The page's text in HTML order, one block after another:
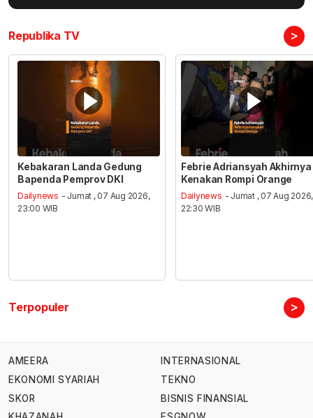
Republika TV >
Kebakaran Landa Gedung
Bapenda Pemprov DKI
Dailynews - Jumat , 07 Aug 2026,
23:00 WIB
Febrie Adriansyah Akhirnya
Kenakan Rompi Orange
Dailynews - Jumat , 07 Aug 2026,
22:30 WIB
Terpopuler >
AMEERA
EKONOMI SYARIAH
SKOR
INTERNASIONAL
TEKNO
BISNIS FINANSIAL